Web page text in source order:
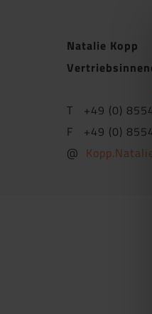
Natalie Kopp
T +49 (0)
F +49 (0)
@